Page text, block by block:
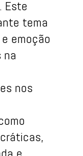
Este
tema
emoção
na
nos